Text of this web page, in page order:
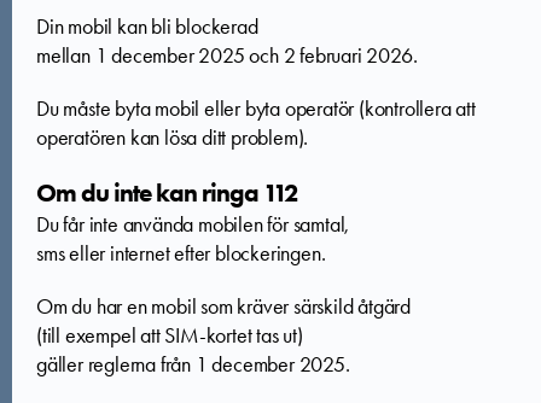
Din mobil kan bli blockerad
mellan 1 december 2025 och 2 februari 2026.
Du måste byta mobil eller byta operatör (kontrollera att
operatören kan lösa ditt problem).​
Om du inte kan ringa 112
Du får inte använda mobilen för samtal,
sms eller internet efter blockeringen.​
Om du har en mobil som kräver särskild åtgärd
(till exempel att SIM-kortet tas ut)
gäller reglerna från 1 december 2025.​